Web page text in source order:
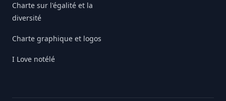
Charte sur l'égalité et la
diversité
Charte graphique et logos
I Love notélé